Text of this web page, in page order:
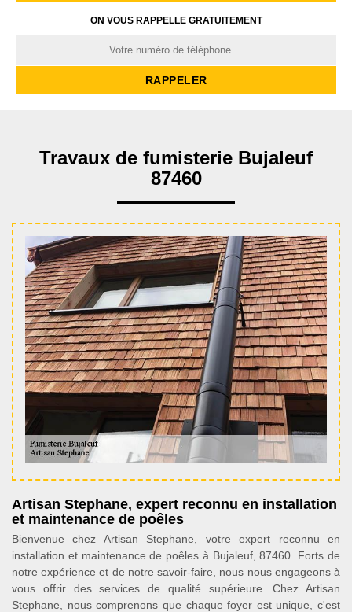
ON VOUS RAPPELLE GRATUITEMENT
Travaux de fumisterie Bujaleuf
87460
Artisan Stephane, expert reconnu en installation
et maintenance de poêles
Bienvenue chez Artisan Stephane, votre expert reconnu en
installation et maintenance de poêles à Bujaleuf, 87460. Forts de
notre expérience et de notre savoir-faire, nous nous engageons à
vous offrir des services de qualité supérieure. Chez Artisan
Stephane, nous comprenons que chaque foyer est unique, c'est